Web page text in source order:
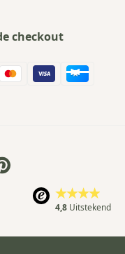
checkout
4,8 Uitstekend